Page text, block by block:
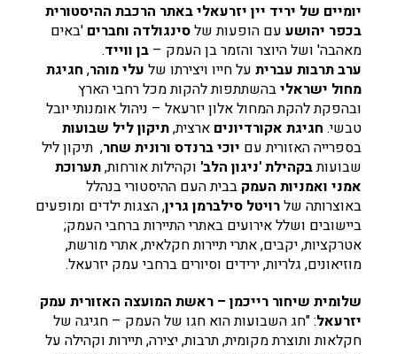
יומיים של יריד יין יזרעאלי באתר הרכבת ההיסטורית
בכפר יהושע עם הופעות שלסינגולדה וחברים 'באים
מאהבה' ושל היוצר והזמר בן העמק – בן ווייד.
ערב תרבות עברית על חייו ויצירתו של עלי מוהר, חגיגת
מחול ישראליבהשתתפות להקות מכל רחבי הארץ
ובהפקת להקת המחול אלון יזרעאל – ניהול אומנותי יובל
טבשי. חגיגת אקורדיונים ארצית,תיקון ליל שבועות
בספרייה האזורית עם יוכי ברנדס ורונית שחר, תיקון ליל
שבועותבקהילת 'ניגון הלב' וקהילות אורחות,תערוכת
אמני ואמניות העמק בבית העם ההיסטורי בנהלל
באוצרותה שלרויטל סילברמן גרין, הצגות ילדים ומופעים
ביישובים ושלל אירועים באתרי התיירות ברחבי העמק;
אטרקציות, יקבים, אתרי תיירות חקלאית, אתרי מורשת,
מוזיאונים, גלריות, ירידים וסיורים ברחבי עמק יזרעאל.
שלומית שיחור רייכמן – ראשת המועצה האזורית עמק
יזרעאל: "חג השבועות הוא חגו של העמק – חגיגה של
חקלאות ותוצרת מקומית, תרבות, יצירה, תיירות וקהילה על